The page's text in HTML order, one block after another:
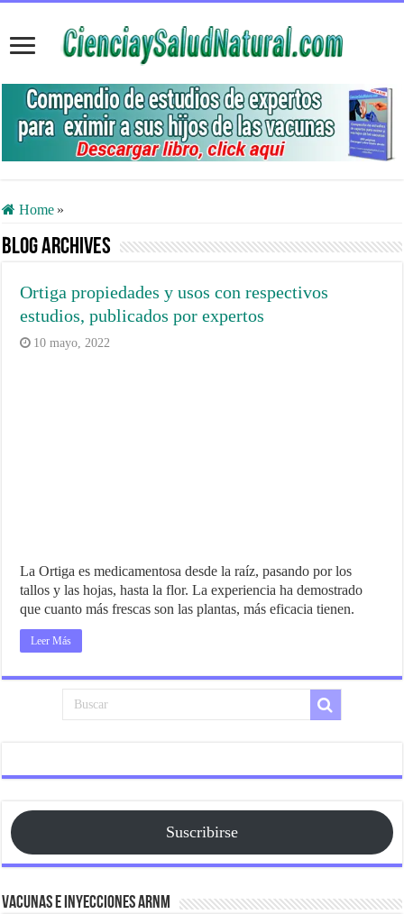
Home »
Blog Archives
Ortiga propiedades y usos con respectivos
estudios, publicados por expertos
10 mayo, 2022
La Ortiga es medicamentosa desde la raíz, pasando por los
tallos y las hojas, hasta la flor. La experiencia ha demostrado
que cuanto más frescas son las plantas, más eficacia tienen.
Leer Más
Suscribirse
Vacunas e Inyecciones ARNm